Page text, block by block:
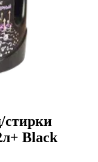
стирки
Black